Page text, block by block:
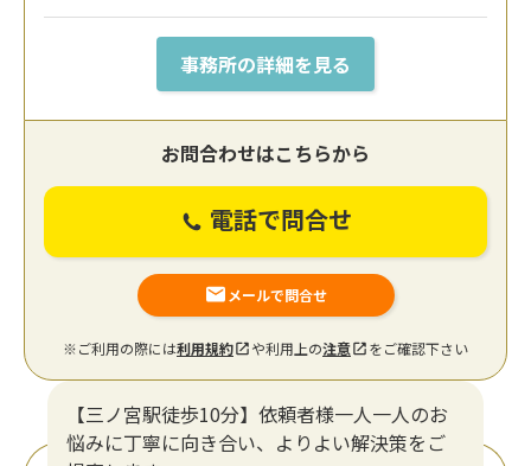
事務所の詳細を見る
お問合わせはこちらから
電話で問合せ
メールで問合せ
※ご利用の際には利用規約 や利用上の注意 をご確認下さい
【三ノ宮駅徒歩10分】依頼者様一人一人のお
悩みに丁寧に向き合い、よりよい解決策をご